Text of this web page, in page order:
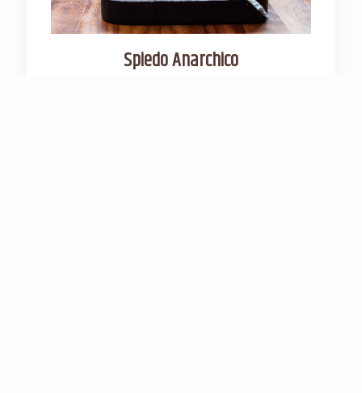
Spiedo Anarchico